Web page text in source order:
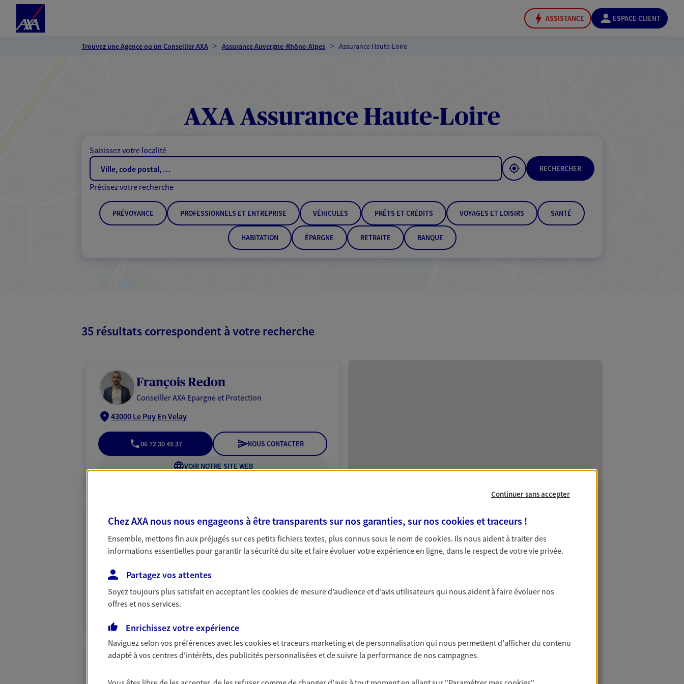
ASSISTANCE ESPACE CLIENT
Trouvez une Agence ou un Conseiller AXA Assurance Auvergne-Rhône-Alpes Assurance Haute-Loire
AXA Assurance Haute-Loire
Saisissez votre localité
RECHERCHER
Précisez votre recherche
PRÉVOYANCE PROFESSIONNELS ET ENTREPRISE VÉHICULES PRÊTS ET CRÉDITS VOYAGES ET LOISIRS SANTÉ
HABITATION ÉPARGNE RETRAITE BANQUE
35 résultats correspondent à votre recherche
François Redon
Conseiller AXA Epargne et Protection
43000 Le Puy En Velay
06 72 30 45 37 NOUS CONTACTER
VOIR NOTRE SITE WEB
Rene Selior
Conseiller AXA Epargne et Protection
Agent Général d'assurance exclusif AXA France
Continuer sans accepter
Chez AXA nous nous engageons à être transparents sur nos garanties, sur nos cookies et traceurs !
Ensemble, mettons fin aux préjugés sur ces petits fichiers textes, plus connus sous le nom decookies. Ils nous aident à traiter des
informations essentielles pour garantir la sécurité du site et faire évoluer votre expérience en ligne, dans le respect de votre vie privée.
Partagez vos attentes
Soyez toujours plus satisfait en acceptant lescookiesde mesure d’audience et d’avis utilisateurs qui nous aident à faire évoluer nos
offres et nos services.
Enrichissez votre expérience
Naviguez selon vos préférences avec lescookies et traceurs marketing et de personnalisation qui nous permettent d'afficher du contenu
adapté à vos centres d'intérêts, des publicités personnalisées et de suivre la performance de nos campagnes.